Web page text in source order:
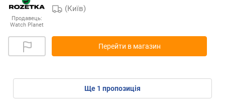
Продавець:
Watch Planet
(Київ)
Перейти в магазин
ще 1 пропозиція